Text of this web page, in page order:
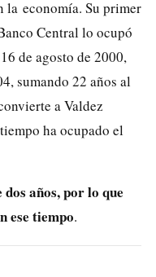
la economía. Su primer
Central lo ocupó
de agosto de 2000,
sumando 22 años al
a Valdez
ha ocupado el
años, por lo que
ese tiempo.